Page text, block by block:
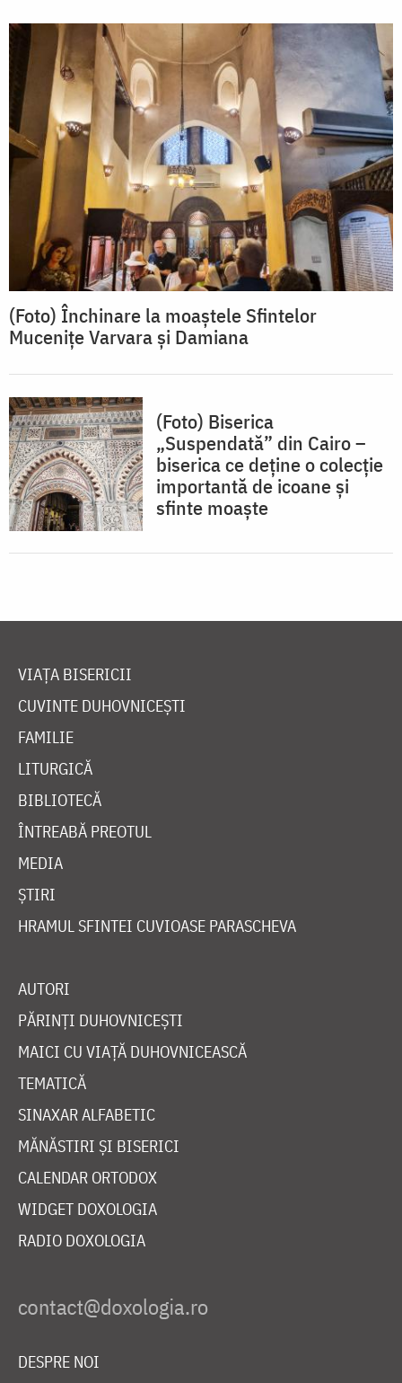
(Foto) Închinare la moaștele Sfintelor
Mucenițe Varvara și Damiana
(Foto) Biserica
„Suspendată” din Cairo –
biserica ce deține o colecție
importantă de icoane și
sfinte moaște
VIAȚA BISERICII
CUVINTE DUHOVNICEȘTI
FAMILIE
LITURGICĂ
BIBLIOTECĂ
ÎNTREABĂ PREOTUL
MEDIA
ȘTIRI
HRAMUL SFINTEI CUVIOASE PARASCHEVA
AUTORI
PĂRINȚI DUHOVNICEȘTI
MAICI CU VIAȚĂ DUHOVNICEASCĂ
TEMATICĂ
SINAXAR ALFABETIC
MĂNĂSTIRI ȘI BISERICI
CALENDAR ORTODOX
WIDGET DOXOLOGIA
RADIO DOXOLOGIA
DESPRE NOI